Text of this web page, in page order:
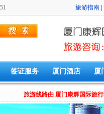
旅游指南
签证服务 厦门酒店 厦
旅游线路由 厦门康辉国际旅